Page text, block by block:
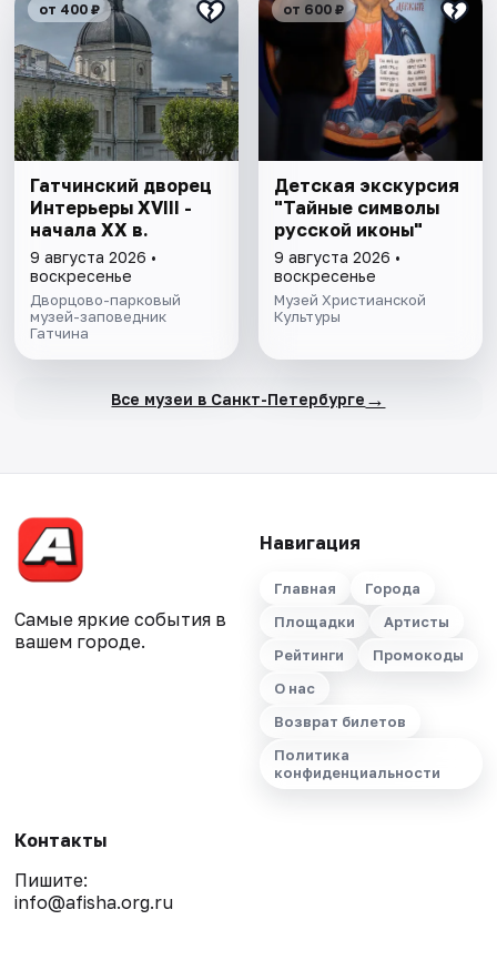
от 400 ₽
Гатчинский дворец
Интерьеры ХVIII -
начала ХХ в.
9 августа 2026 •
воскресенье
Дворцово-парковый
музей-заповедник
Гатчина
от 600 ₽
Детская экскурсия
"Тайные символы
русской иконы"
9 августа 2026 •
воскресенье
Музей Христианской
Культуры
Все музеи в Санкт-Петербурге →
Самые яркие события в
вашем городе.
Навигация
Главная
Города
Площадки
Артисты
Рейтинги
Промокоды
О нас
Возврат билетов
Политика
конфиденциальности
Контакты
Пишите:
info@afisha.org.ru